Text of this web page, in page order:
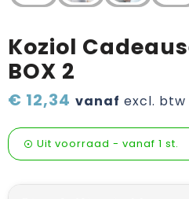
Koziol
BOX 2
€ 12,34 vanaf excl. btw
Uit voorraad - vanaf 1 st.